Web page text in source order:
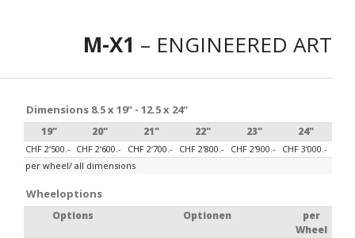
M-X1 – ENGINEERED ART
Dimensions 8.5 x 19“ - 12.5 x 24“
19" 20" 21" 22" 23" 24"
CHF 2‘500.- CHF 2‘600.- CHF 2‘700.- CHF 2‘800.- CHF 2‘900.-
CHF 3‘000.-
per wheel/ all dimensions
Wheeloptions
Options Optionen
per
Wheel